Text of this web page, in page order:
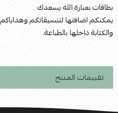
بطاقات بعبارة الله يسعدك
يمكنكم اضافتها لتنسيقاتكم وهداياكم
والكتابة داخلها بالطباعة.
تقييمات المنتج